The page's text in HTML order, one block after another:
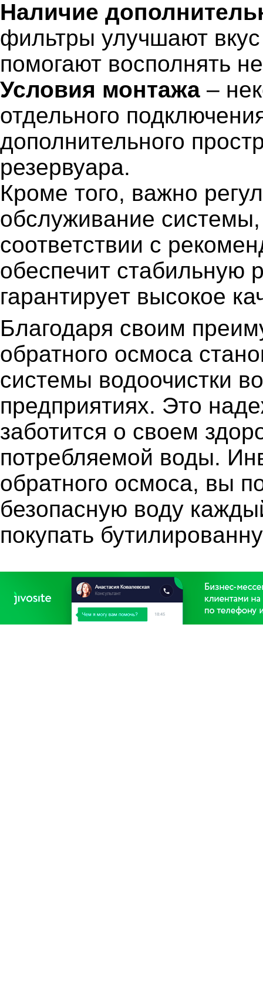
Наличие
фильтры улучшают
помогают восполнять
Условия монтажа –
отдельного
дополнительного
резервуара.
Кроме того, важно
обслуживание
соответствии с
обеспечит стабильную
гарантирует высокое
Благодаря своим
обратного осмоса
системы водоочистки
предприятиях. Это
заботится о своем
потребляемой воды.
обратного осмоса, вы
безопасную воду
покупать